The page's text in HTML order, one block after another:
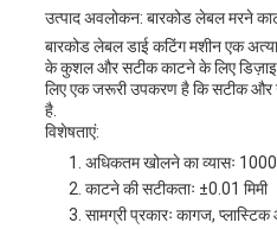
उत्पाद अवलोकन: बारकोड लेबल मरने
बारकोड लेबल डाई कटिंग मशीन एक
के कुशल और सटीक काटने के लिए डिज़ाइन
लिए एक जरूरी उपकरण है कि सटीक
है.
विशेषताएं:
अधिकतम खोलने का व्यासः 1000
काटने की सटीकताः ±0.01 मिमी
सामग्री प्रकारः कागज,